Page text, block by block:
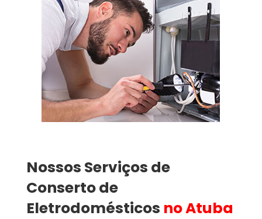
Nossos Serviços de
Conserto de
Eletrodomésticos no Atuba